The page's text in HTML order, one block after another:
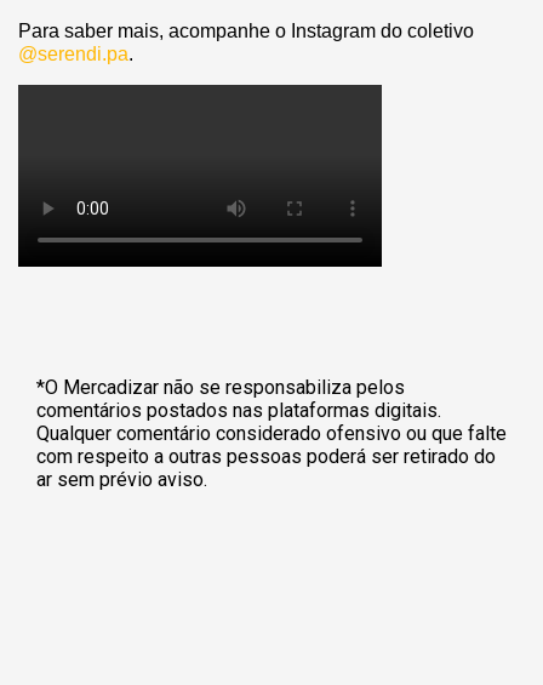
Para saber mais, acompanhe o Instagram do coletivo
@serendi.pa.
*O Mercadizar não se responsabiliza pelos
comentários postados nas plataformas digitais.
Qualquer comentário considerado ofensivo ou que falte
com respeito a outras pessoas poderá ser retirado do
ar sem prévio aviso.